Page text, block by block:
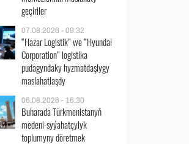
geçiriler
07.08.2026 - 09:32
“Hazar Logistik” we “Hyundai
Corporation” logistika
pudagyndaky hyzmatdaşlygy
maslahatlaşdy
06.08.2026 - 16:30
Buharada Türkmenistanyň
medeni-syýahatçylyk
toplumyny döretmek